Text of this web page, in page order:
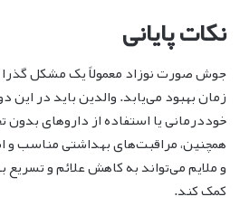
نکات پایانی
جوش صورت نوزاد معمولاً یک مشکل
زمان بهبود می‌یابد. والدین باید در این
خوددرمانی یا استفاده از داروهای
همچنین، مراقبت‌های بهداشتی مناسب و
و ملایم می‌تواند به کاهش علائم و
کمک کند.